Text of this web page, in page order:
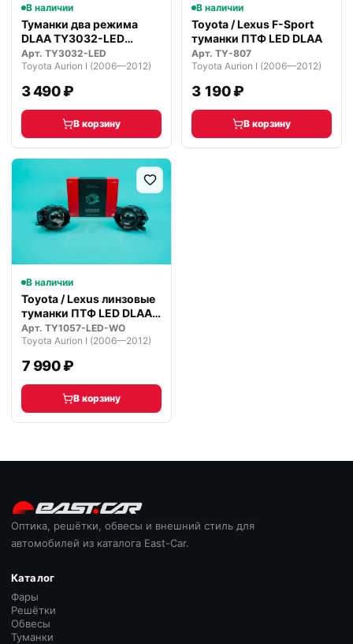
В наличии
Туманки два режима
DLAA TY3032-LED
светодиодные
Арт. TY3032-LED
Toyota Aurion I (2006—2012)
3 490 ₽
В корзину
В наличии
Toyota / Lexus F-Sport
туманки ПТФ LED DLAA
Арт. TY-807
Toyota Aurion I (2006—2012)
3 190 ₽
В корзину
В наличии
Toyota / Lexus линзовые
туманки ПТФ LED DLAA
Prem…
Арт. TY1057-LED-WO
Toyota Aurion I (2006—2012)
7 990 ₽
В корзину
Оптика, решётки, обвесы и внешний стиль для
автомобилей из каталога East-Car.
Каталог
Фары
Решётки
Обвесы
Туманки